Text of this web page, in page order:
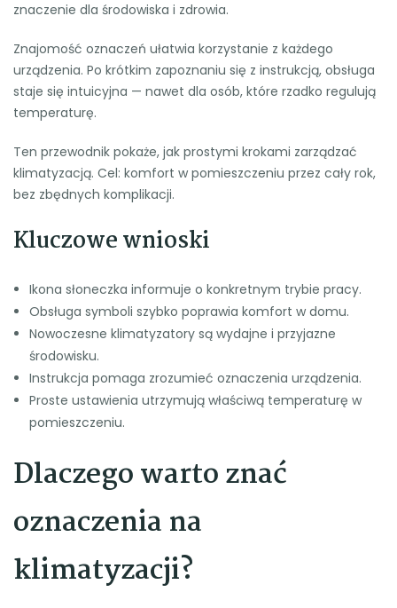
znaczenie dla środowiska i zdrowia.
Znajomość oznaczeń ułatwia korzystanie z każdego
urządzenia. Po krótkim zapoznaniu się z instrukcją, obsługa
staje się intuicyjna — nawet dla osób, które rzadko regulują
temperaturę.
Ten przewodnik pokaże, jak prostymi krokami zarządzać
klimatyzacją. Cel: komfort w pomieszczeniu przez cały rok,
bez zbędnych komplikacji.
Kluczowe wnioski
Ikona słoneczka informuje o konkretnym trybie pracy.
Obsługa symboli szybko poprawia komfort w domu.
Nowoczesne klimatyzatory są wydajne i przyjazne
środowisku.
Instrukcja pomaga zrozumieć oznaczenia urządzenia.
Proste ustawienia utrzymują właściwą temperaturę w
pomieszczeniu.
Dlaczego warto znać
oznaczenia na
klimatyzacji?